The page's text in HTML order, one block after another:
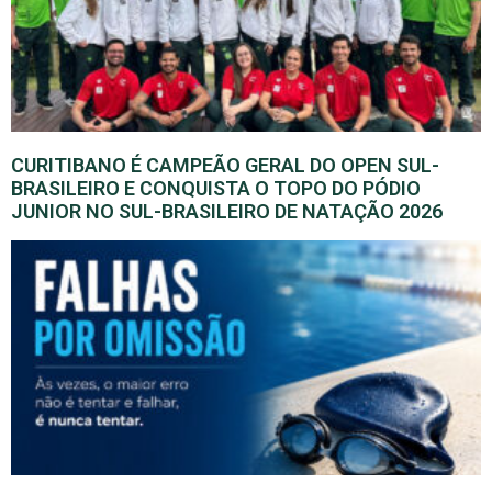
CURITIBANO É CAMPEÃO GERAL DO OPEN SUL-
BRASILEIRO E CONQUISTA O TOPO DO PÓDIO
JUNIOR NO SUL-BRASILEIRO DE NATAÇÃO 2026